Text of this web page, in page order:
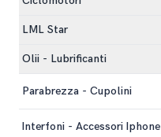
LML Star
Olii - Lubrificanti
Parabrezza - Cupolini
Interfoni - Accessori Iphone